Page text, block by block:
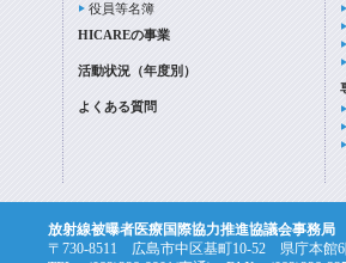
役員等名簿
HICAREの事業
活動状況（年度別）
よくある質問
放射線被曝者医療国際協力推進協議会事務局
〒730-8511 広島市中区基町10-52 県庁本館